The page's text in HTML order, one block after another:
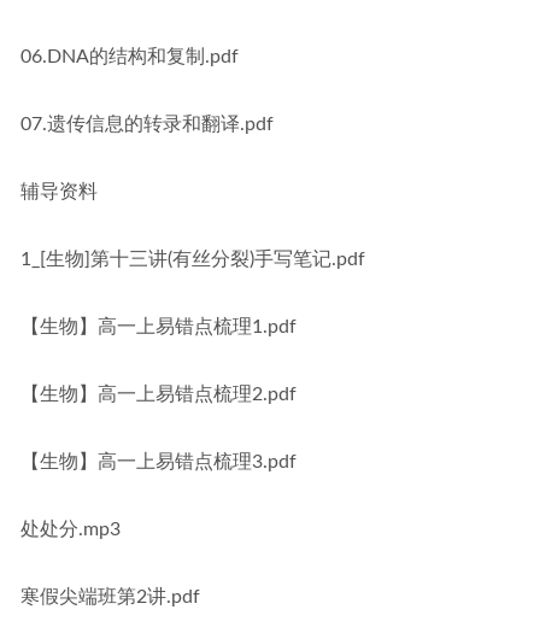
06.DNA的结构和复制.pdf
07.遗传信息的转录和翻译.pdf
辅导资料
1_[生物]第十三讲(有丝分裂)手写笔记.pdf
【生物】高一上易错点梳理1.pdf
【生物】高一上易错点梳理2.pdf
【生物】高一上易错点梳理3.pdf
处处分.mp3
寒假尖端班第2讲.pdf